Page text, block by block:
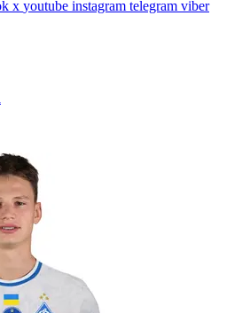
x youtube instagram telegram viber